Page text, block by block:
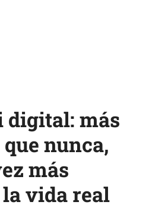
más
nunca,
más
vida real